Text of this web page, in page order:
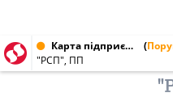
Карта підприємства від 19.05.1998 (
"РСП", ПП